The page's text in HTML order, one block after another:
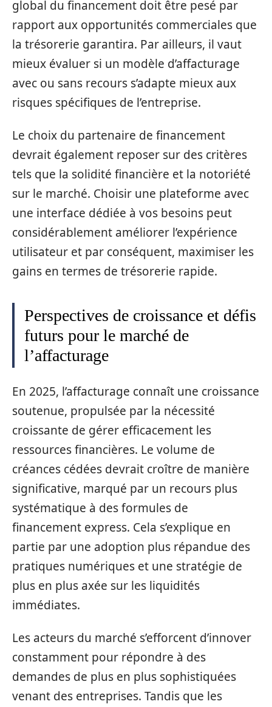
global du financement doit être pesé par
rapport aux opportunités commerciales que
la trésorerie garantira. Par ailleurs, il vaut
mieux évaluer si un modèle d’affacturage
avec ou sans recours s’adapte mieux aux
risques spécifiques de l’entreprise.
Le choix du partenaire de financement
devrait également reposer sur des critères
tels que la solidité financière et la notoriété
sur le marché. Choisir une plateforme avec
une interface dédiée à vos besoins peut
considérablement améliorer l’expérience
utilisateur et par conséquent, maximiser les
gains en termes de trésorerie rapide.
Perspectives de croissance et défis
futurs pour le marché de
l’affacturage
En 2025, l’affacturage connaît une croissance
soutenue, propulsée par la nécessité
croissante de gérer efficacement les
ressources financières. Le volume de
créances cédées devrait croître de manière
significative, marqué par un recours plus
systématique à des formules de
financement express. Cela s’explique en
partie par une adoption plus répandue des
pratiques numériques et une stratégie de
plus en plus axée sur les liquidités
immédiates.
Les acteurs du marché s’efforcent d’innover
constamment pour répondre à des
demandes de plus en plus sophistiquées
venant des entreprises. Tandis que les